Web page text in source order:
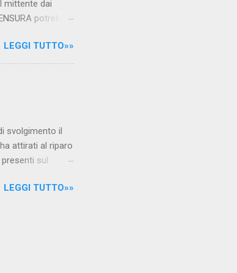
mittente dai
potrebbe
non c'è più
quelle misure
le banche allo
la spesa come
LEGGI TUTTO»»
svolgimento il
attirati al riparo
sul
garantire la
LEGGI TUTTO»»